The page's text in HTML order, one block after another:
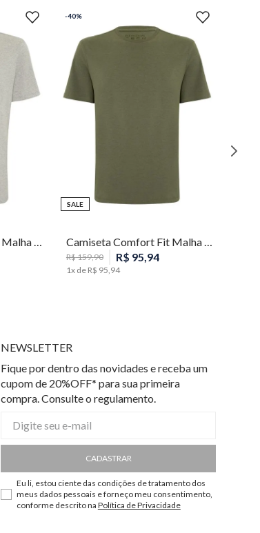
Camiseta Comfort Fit Malha Listras Masculina Individual
-40%
SALE P
Camiseta Comfort Fit Malha Listras Masculina Individual
R$159,90 R$ 95,94
1x de R$ 95 94
NEWSLETTER
Fique por dentro das novidades e receba um
cupom de 20%OFF* para sua primeira
compra. Consulte o regulamento.
CADASTRAR
Eu li, estou ciente das condições de tratamento dos
meus dados pessoais e forneço meu consentimento,
conforme descrito na Política de Privacidade